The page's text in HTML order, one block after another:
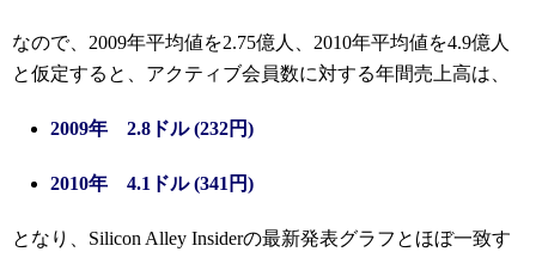
なので、2009年平均値を2.75億人、2010年平均値を4.9億人
と仮定すると、アクティブ会員数に対する年間売上高は、
2009年 2.8ドル (232円)
2010年 4.1ドル (341円)
となり、Silicon Alley Insiderの最新発表グラフとほぼ一致す